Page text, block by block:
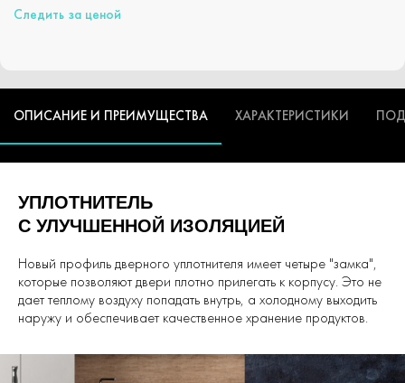
Следить за ценой
ОПИСАНИЕ И ПРЕИМУЩЕСТВА ХАРАКТЕРИСТИКИ
УПЛОТНИТЕЛЬ
С УЛУЧШЕННОЙ ИЗОЛЯЦИЕЙ
Новый профиль дверного уплотнителя имеет четыре "замка",
которые позволяют двери плотно прилегать к корпусу. Это не
дает теплому воздуху попадать внутрь, а холодному выходить
наружу и обеспечивает качественное хранение продуктов.